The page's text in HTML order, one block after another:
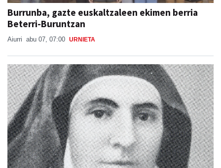
Burrunba, gazte euskaltzaleen ekimen berria
Beterri-Buruntzan
Aiurri abu 07, 07:00 URNIETA